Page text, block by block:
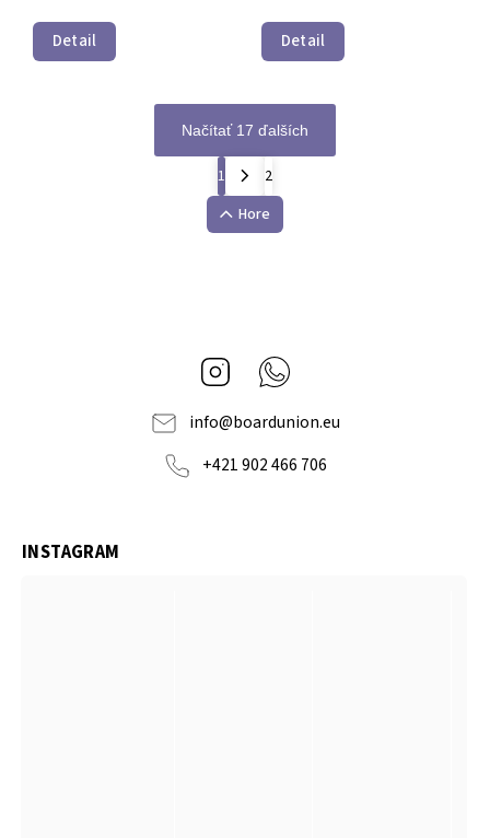
Detail Detail
Načítať 17 ďalších
1
2
Hore
Instagram
info@boardunion.eu
+421 902 466 706
INSTAGRAM